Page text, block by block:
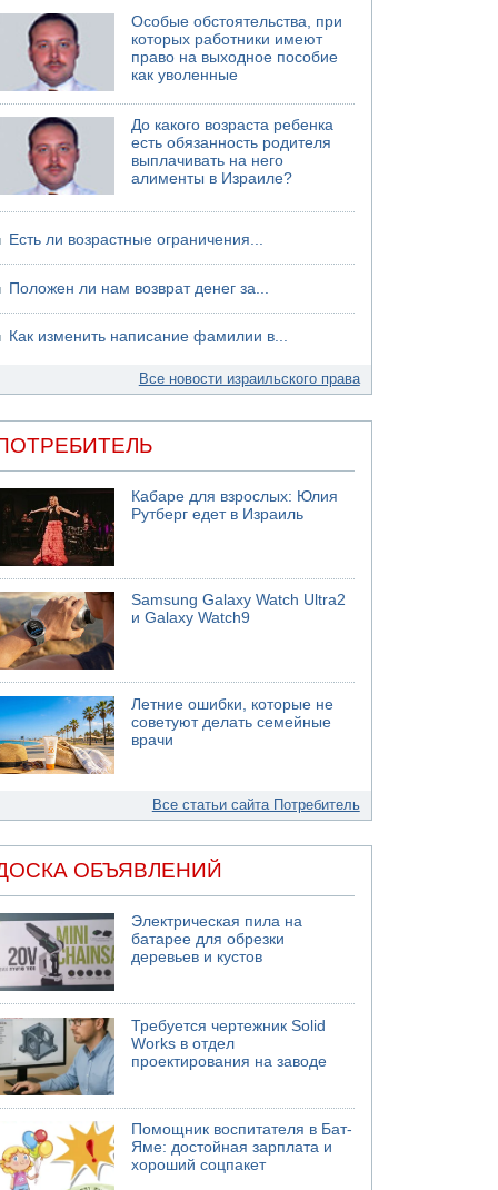
06.08.2026 13:07
Возле Кирьят-Арбы пожар на местности
06.08.2026 12:06
не будут давить на Израиль в вопросе
06.08.2026 11:41
Трое подростков ограбили сексшоп в Холоне
Особые обстоятельства, при
которых работники имеют
право на выходное пособие
как уволенные
До какого возраста ребенка
есть обязанность родителя
выплачивать на него
алименты в Израиле?
Есть ли возрастные ограничения...
Положен ли нам возврат денег за...
Как изменить написание фамилии в...
Все новости израильского права
Кабаре для взрослых: Юлия
Рутберг едет в Израиль
Samsung Galaxy Watch Ultra2
и Galaxy Watch9
Летние ошибки, которые не
советуют делать семейные
врачи
Все статьи сайта Потребитель
ОБЪЯВЛЕНИЙ
Электрическая пила на
батарее для обрезки
деревьев и кустов
Требуется чертежник Solid
Works в отдел
проектирования на заводе
Помощник воспитателя в Бат-
Яме: достойная зарплата и
хороший соцпакет